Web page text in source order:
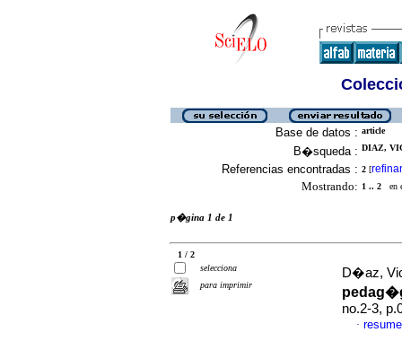
Base de datos : article
B�squeda : DIAZ,
Referencias encontradas : 2 [refinar
Mostrando: 1 .. 2 en
p�gina 1 de 1
1 / 2
selecciona
para imprimir
D�az,
no.2-3,
·